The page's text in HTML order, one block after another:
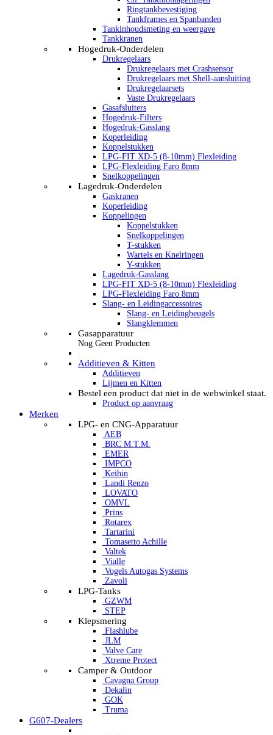
Ringtankbevestiging
Tankframes en Spanbanden
Tankinhoudsmeting en weergave
Tankkranen
Hogedruk-Onderdelen
Drukregelaars
Drukregelaars met Crashsensor
Drukregelaars met Shell-aansluiting
Drukregelaarsets
Vaste Drukregelaars
Gasafsluiters
Hogedruk-Filters
Hogedruk-Gasslang
Koperleiding
Koppelstukken
LPG-FIT XD-5 (8-10mm) Flexleiding
LPG-Flexleiding Faro 8mm
Snelkoppelingen
Lagedruk-Onderdelen
Gaskranen
Koperleiding
Koppelingen
Koppelstukken
Snelkoppelingen
T-stukken
Wartels en Knelringen
Y-stukken
Lagedruk-Gasslang
LPG-FIT XD-5 (8-10mm) Flexleiding
LPG-Flexleiding Faro 8mm
Slang- en Leidingaccessoires
Slang- en Leidingbeugels
Slangklemmen
Gasapparatuur
Nog Geen Producten
Additieven & Kitten
Additieven
Lijmen en Kitten
Bestel een product dat niet in de webwinkel staat.
Product op aanvraag
Merken
LPG- en CNG-Apparatuur
AEB
BRC M.T.M.
EMER
IMPCO
Keihin
Landi Renzo
LOVATO
OMVL
Prins
Rotarex
Tartarini
Tomasetto Achille
Valtek
Vialle
Vogels Autogas Systems
Zavoli
LPG-Tanks
GZWM
STEP
Klepsmering
Flashlube
JLM
Valve Care
Xtreme Protect
Camper & Outdoor
Cavagna Group
Dekalin
GOK
Truma
G607-Dealers